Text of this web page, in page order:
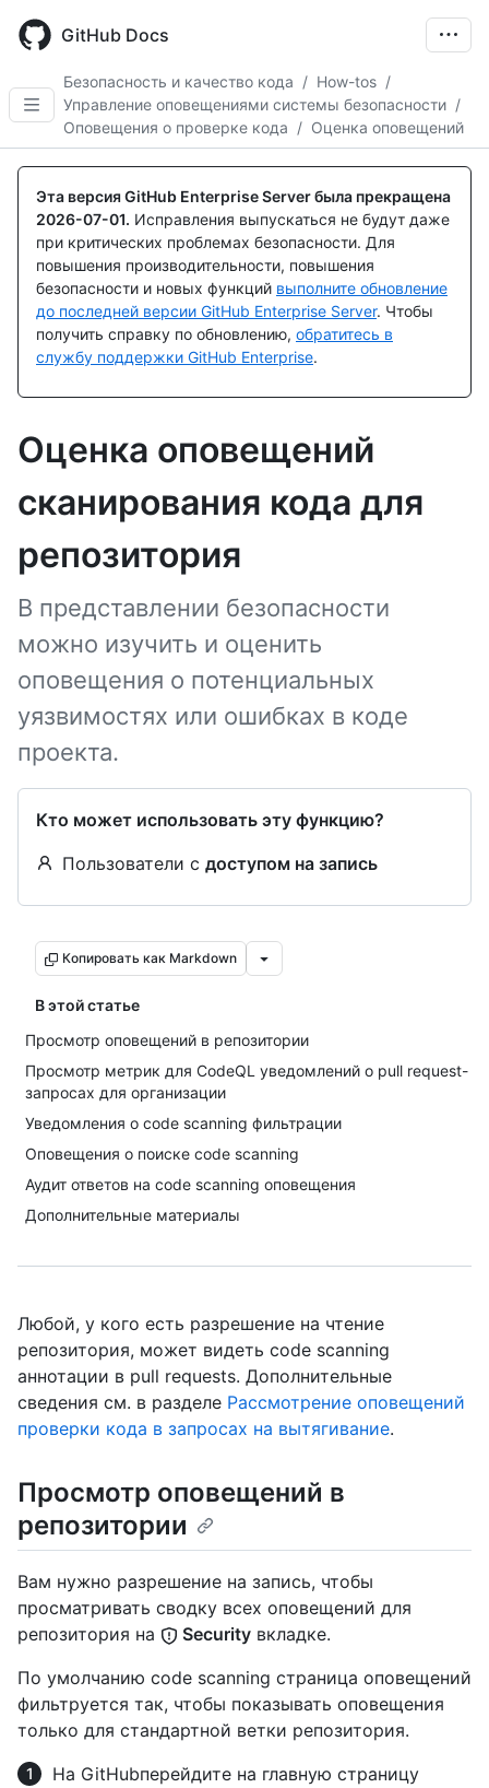
main
GitHub Docs
Безопасность и качество кода / How-tos /
Управление оповещениями системы безопасности /
Оповещения о проверке кода / Оценка оповещений
Эта версия GitHub Enterprise Server была прекращена
2026-07-01. Исправления выпускаться не будут даже
при критических проблемах безопасности. Для
повышения производительности, повышения
безопасности и новых функций выполните обновление
до последней версии GitHub Enterprise Server. Чтобы
получить справку по обновлению, обратитесь в
службу поддержки GitHub Enterprise.
Оценка оповещений
сканирования кода для
репозитория
В представлении безопасности
можно изучить и оценить
оповещения о потенциальных
уязвимостях или ошибках в коде
проекта.
Кто может использовать эту функцию?
Пользователи с доступом на запись
Копировать как Markdown
В этой статье
Просмотр оповещений в репозитории
Просмотр метрик для CodeQL уведомлений о pull request-
запросах для организации
Уведомления о code scanning фильтрации
Оповещения о поиске code scanning
Аудит ответов на code scanning оповещения
Дополнительные материалы
Любой, у кого есть разрешение на чтение
репозитория, может видеть code scanning
аннотации в pull requests. Дополнительные
сведения см. в разделе Рассмотрение оповещений
проверки кода в запросах на вытягивание.
Просмотр оповещений в
репозитории
Вам нужно разрешение на запись, чтобы
просматривать сводку всех оповещений для
репозитория на
Security вкладке.
По умолчанию code scanning страница оповещений
фильтруется так, чтобы показывать оповещения
только для стандартной ветки репозитория.
На GitHubперейдите на главную страницу